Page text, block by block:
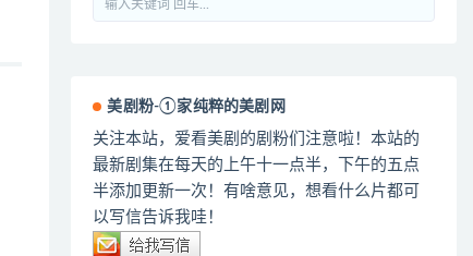
美剧粉-①家纯粹的美剧网
关注本站，爱看美剧的剧粉们注意啦！本站的
最新剧集在每天的上午十一点半，下午的五点
半添加更新一次！有啥意见，想看什么片都可
以写信告诉我哇！